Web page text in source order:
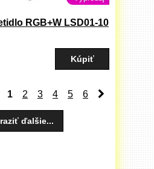
RGB+W LSD01-10
1 2 3 4 5 6